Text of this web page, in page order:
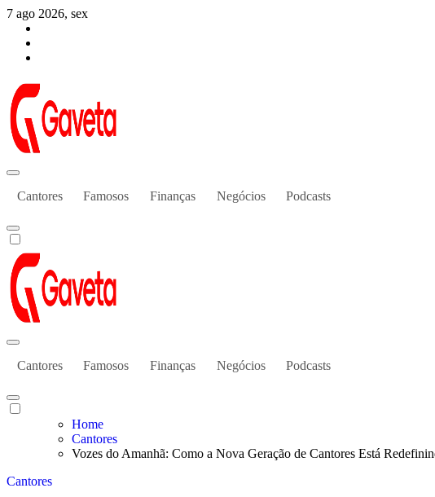
Skip
content
7 ago 2026, sex
Cantores
Famosos Finanças Negócios Podcasts
Cantores
Famosos Finanças Negócios Podcasts
Home
Cantores
Vozes do Amanhã: Como a Nova Geração de Cantores Está
Cantores